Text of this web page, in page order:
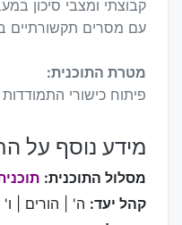
קבוצתי ומצבי סיכון
עם מסרים תקשורתיים
מטרת התוכנית:
פיתוח כישורי
מידע נוסף על
מסלול התוכנית:
קהל יעד: ה' | הורים | ו'